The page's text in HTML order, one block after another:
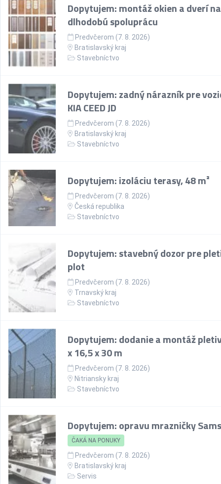
Dopytujem: montáž okien a dverí na
dlhodobú spoluprácu
Predvčerom (7. 8. 2026)
Bratislavský kraj
Stavebníctvo
Dopytujem: zadný nárazník pre
KIA CEED JD
Predvčerom (7. 8. 2026)
Bratislavský kraj
Stavebníctvo
Dopytujem: izoláciu terasy, 48 m²
Predvčerom (7. 8. 2026)
Česká republika
Stavebníctvo
Dopytujem: stavebný dozor pre
plot
Predvčerom (7. 8. 2026)
Trnavský kraj
Stavebníctvo
Dopytujem: dodanie a montáž
x 16,5 x 30 m
Predvčerom (7. 8. 2026)
Nitriansky kraj
Stavebníctvo
Dopytujem: opravu mrazničky
ČAKÁ NA PONUKY
Predvčerom (7. 8. 2026)
Bratislavský kraj
Servis